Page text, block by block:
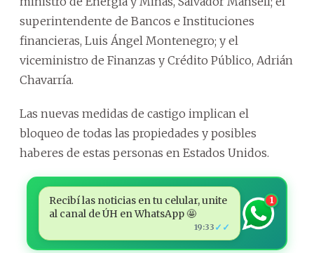
superintendente de Bancos e Instituciones
financieras, Luis Ángel Montenegro; y el
viceministro de Finanzas y Crédito Público, Adrián
Chavarría.
Las nuevas medidas de castigo implican el
bloqueo de todas las propiedades y posibles
haberes de estas personas en Estados Unidos.
Recibí las noticias en tu celular, unite
al canal de ÚH en WhatsApp 🤩
19:33 ✓✓
1